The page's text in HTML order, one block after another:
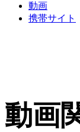
動画
携帯サイト
動画